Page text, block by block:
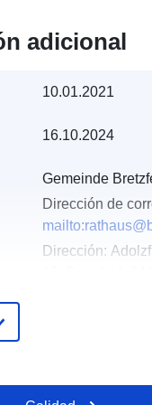
adicional
10.01.2021
16.10.2024
Gemeinde
Dirección de
Dirección:
February 2026